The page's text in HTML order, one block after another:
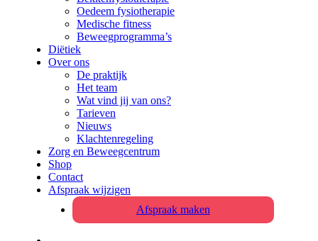
Oedeem fysiotherapie
Medische fitness
Beweegprogramma’s
Diëtiek
Over ons
De praktijk
Het team
Wat vind jij van ons?
Tarieven
Nieuws
Klachtenregeling
Zorg en Beweegcentrum
Shop
Contact
Afspraak wijzigen
Afspraak maken